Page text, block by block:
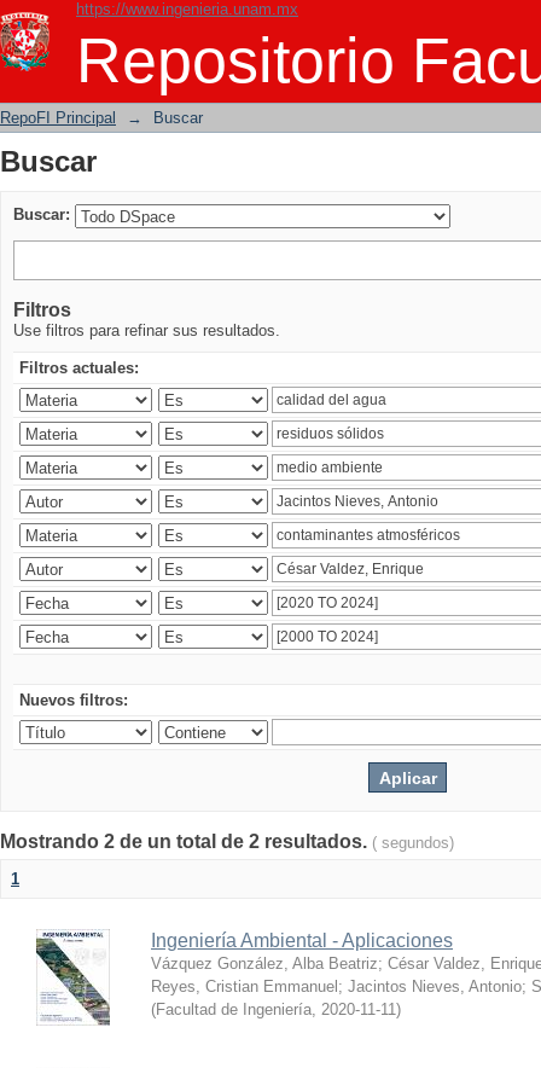
https://www.ingenieria.unam.mx
Repositorio
Buscar
RepoFI Principal → Buscar
Buscar
Buscar:
Filtros
Use filtros para refinar sus resultados.
Filtros actuales:
Nuevos filtros:
Mostrando 2 de un total de 2 resultados. ( segundos)
1
Ingeniería Ambiental - Aplicaciones
Vázquez González, Alba Beatriz; César Valdez,
Reyes, Cristian Emmanuel ; Jacintos Nieves, Antonio;
(Facultad de Ingeniería, 2020-11-11)